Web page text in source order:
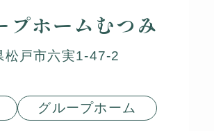
プホームむつみ
松戸市六実1-47-2
グループホーム